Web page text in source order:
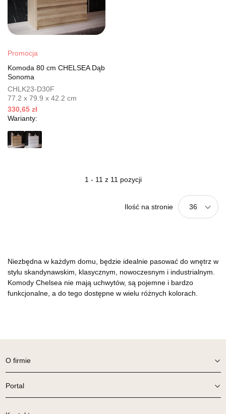
Promocja
Komoda 80 cm CHELSEA Dąb
Sonoma
CHLK23-D30F
77.2 x 79.9 x 42.2 cm
330,65 zł
Warianty:
1 - 11 z 11 pozycji
Ilość na stronie 36
Niezbędna w każdym domu, będzie idealnie pasować do wnętrz w
stylu skandynawskim, klasycznym, nowoczesnym i industrialnym.
Komody Chelsea nie mają uchwytów, są pojemne i bardzo
funkcjonalne, a do tego dostępne w wielu różnych kolorach.
O firmie
Portal